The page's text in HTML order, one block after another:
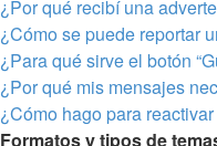
¿Por qué recibí una
¿Cómo se puede reportar
¿Para qué sirve el botón
¿Por qué mis mensajes
¿Cómo hago para
Formatos y tipos de